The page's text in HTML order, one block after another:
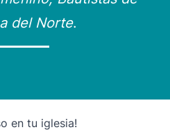
del Norte.
en tu iglesia!